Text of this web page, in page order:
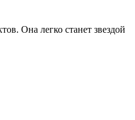
Она легко станет звездой